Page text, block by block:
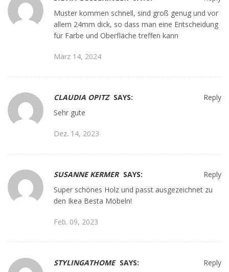
Muster kommen schnell, sind groß genug und vor
allem 24mm dick, so dass man eine Entscheidung
für Farbe und Oberfläche treffen kann
März 14, 2024
CLAUDIA OPITZ SAYS:
Sehr gute
Dez. 14, 2023
Reply
SUSANNE KERMER SAYS:
Super schönes Holz und passt ausgezeichnet zu
den Ikea Besta Möbeln!
Feb. 09, 2023
Reply
STYLINGATHOME SAYS:
Reply